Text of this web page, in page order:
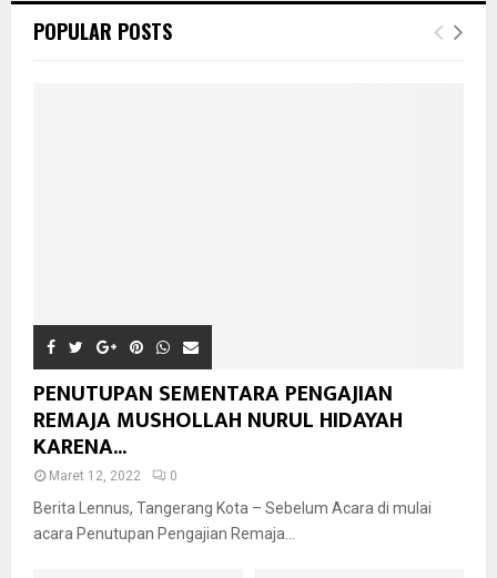
POPULAR POSTS
PENUTUPAN SEMENTARA PENGAJIAN
REMAJA MUSHOLLAH NURUL HIDAYAH
KARENA...
Maret 12, 2022 0
Berita Lennus, Tangerang Kota – Sebelum Acara di mulai
acara Penutupan Pengajian Remaja...